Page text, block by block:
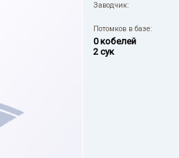
Заводчик:
Потомков в базе:
0 кобелей
2 сук